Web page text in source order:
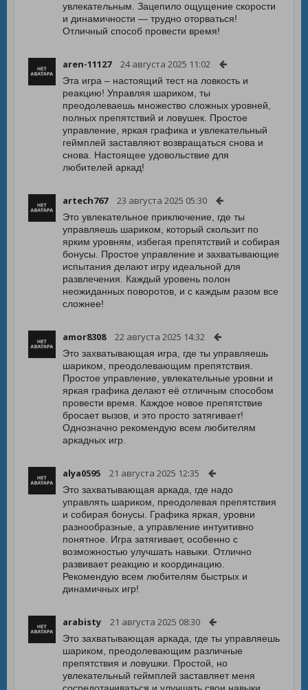
увлекательным. Зацепило ощущение скорости
и динамичности — трудно оторваться!
Отличный способ провести время!
aren-11127 24 августа 2025 11:02
Эта игра – настоящий тест на ловкость и
реакцию! Управляя шариком, ты
преодолеваешь множество сложных уровней,
полных препятствий и ловушек. Простое
управление, яркая графика и увлекательный
геймплей заставляют возвращаться снова и
снова. Настоящее удовольствие для
любителей аркад!
artech767 23 августа 2025 05:30
Это увлекательное приключение, где ты
управляешь шариком, который скользит по
ярким уровням, избегая препятствий и собирая
бонусы. Простое управление и захватывающие
испытания делают игру идеальной для
развлечения. Каждый уровень полон
неожиданных поворотов, и с каждым разом все
сложнее!
amor8308 22 августа 2025 14:32
Это захватывающая игра, где ты управляешь
шариком, преодолевающим препятствия.
Простое управление, увлекательные уровни и
яркая графика делают её отличным способом
провести время. Каждое новое препятствие
бросает вызов, и это просто затягивает!
Однозначно рекомендую всем любителям
аркадных игр.
alya0595 21 августа 2025 12:35
Это захватывающая аркада, где надо
управлять шариком, преодолевая препятствия
и собирая бонусы. Графика яркая, уровни
разнообразные, а управление интуитивно
понятное. Игра затягивает, особенно с
возможностью улучшать навыки. Отлично
развивает реакцию и координацию.
Рекомендую всем любителям быстрых и
динамичных игр!
arabisty 21 августа 2025 08:30
Это захватывающая аркада, где ты управляешь
шариком, преодолевающим различные
препятствия и ловушки. Простой, но
увлекательный геймплей заставляет меня